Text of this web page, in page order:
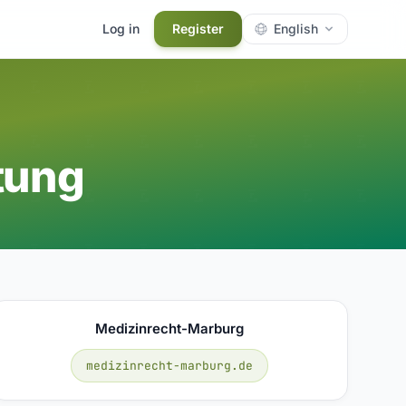
Log in Register English
Medizinrecht-Marburg
medizinrecht-marburg.de